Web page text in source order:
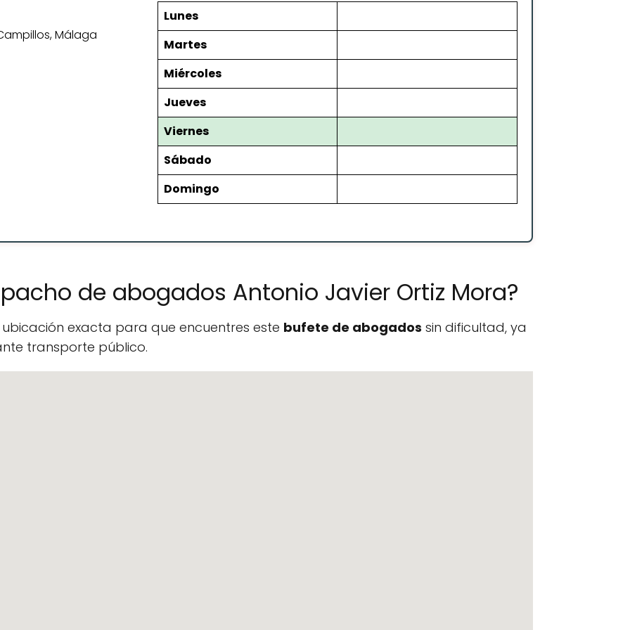
Málaga
Lunes
Martes
Miércoles
Jueves
Viernes
Sábado
Domingo
de abogados Antonio Javier Ortiz Mora?
exacta para que encuentres este bufete de abogados sin dificultad, ya
transporte público.